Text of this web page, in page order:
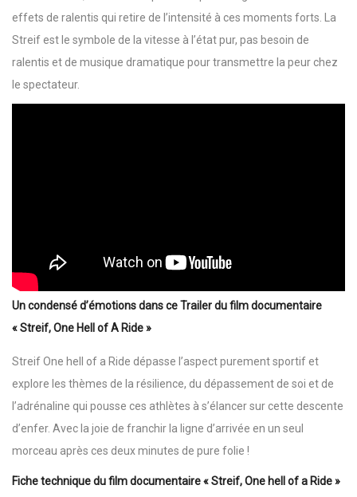
effets de ralentis qui retire de l’intensité à ces moments forts. La
Streif est le symbole de la vitesse à l’état pur, pas besoin de
ralentis et de musique dramatique pour transmettre la peur chez
le spectateur.
Un condensé d’émotions dans ce Trailer du film documentaire
« Streif, One Hell of A Ride »
Streif One hell of a Ride dépasse l’aspect purement sportif et
explore les thèmes de la résilience, du dépassement de soi et de
l’adrénaline qui pousse ces athlètes à s’élancer sur cette descente
d’enfer. Avec la joie de franchir la ligne d’arrivée en un seul
morceau après ces deux minutes de pure folie !
Fiche technique du film documentaire « Streif, One hell of a Ride »